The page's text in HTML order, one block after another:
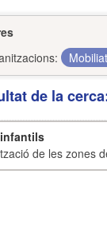
de la
de les zones